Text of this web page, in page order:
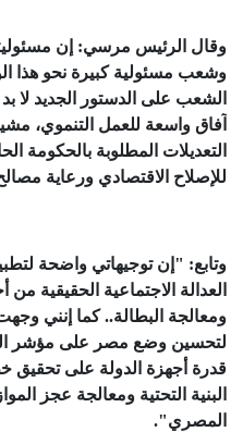
وقال الرئيس مرسي: إن
وشعب مسئولية كبيرة نحو هذا
الشعب على الدستور الجديد لا
آفاق واسعة للعمل التنموي،
التعديلات المطلوبة بالحكومة
للإصلاح الاقتصادي ورعاية
وتابع: "إن توجيهاتي واضحة
العدالة الاجتماعية الحقيقية من
ومعالجة البطالة.. كما إنني
لتحسين وضع مصر على مؤشر
قدرة أجهزة الدولة على تحقيق
البنية التحتية ومعالجة عجز
المصري".